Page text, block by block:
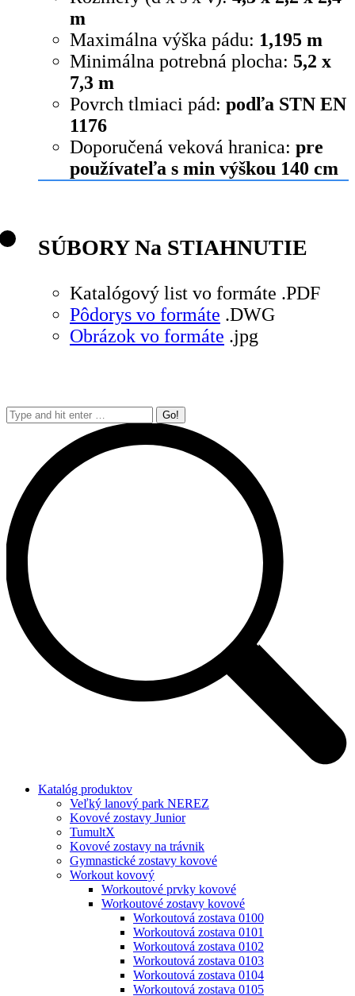
m
Maximálna výška pádu: 1,195 m
Minimálna potrebná plocha: 5,2 x
7,3 m
Povrch tlmiaci pád: podľa STN EN
1176
Doporučená veková hranica: pre
používateľa s min výškou 140 cm
SÚBORY Na STIAHNUTIE
Katalógový list vo formáte .PDF
Pôdorys vo formáte .DWG
Obrázok vo formáte .jpg
Search:
Katalóg produktov
Veľký lanový park NEREZ
Kovové zostavy Junior
TumultX
Kovové zostavy na trávnik
Gymnastické zostavy kovové
Workout kovový
Workoutové prvky kovové
Workoutové zostavy kovové
Workoutová zostava 0100
Workoutová zostava 0101
Workoutová zostava 0102
Workoutová zostava 0103
Workoutová zostava 0104
Workoutová zostava 0105